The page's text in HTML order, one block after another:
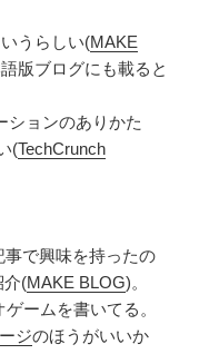
うらしい(MAKE
版ブログにも載ると
ションのありかた
(TechCrunch
事で興味を持ったの
介(MAKE BLOG)。
ームを書いてる。
ジのほうがいいか